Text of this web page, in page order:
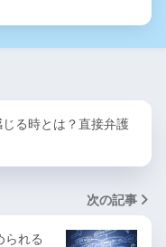
る時とは？直接弁護
次の記事
られる